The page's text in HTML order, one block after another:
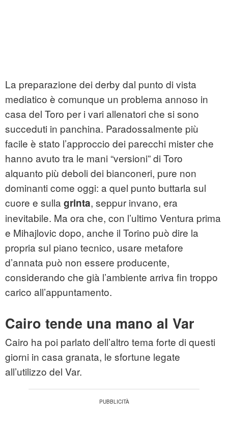
La preparazione dei derby dal punto di vista
mediatico è comunque un problema annoso in
casa del Toro per i vari allenatori che si sono
succeduti in panchina. Paradossalmente più
facile è stato l’approccio dei parecchi mister che
hanno avuto tra le mani “versioni” di Toro
alquanto più deboli dei bianconeri, pure non
dominanti come oggi: a quel punto buttarla sul
cuore e sulla grinta, seppur invano, era
inevitabile. Ma ora che, con l’ultimo Ventura prima
e Mihajlovic dopo, anche il Torino può dire la
propria sul piano tecnico, usare metafore
d’annata può non essere producente,
considerando che già l’ambiente arriva fin troppo
carico all’appuntamento.
Cairo tende una mano al Var
Cairo ha poi parlato dell’altro tema forte di questi
giorni in casa granata, le sfortune legate
all’utilizzo del Var.